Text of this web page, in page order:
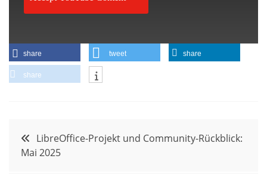
share tweet share
share
Beitragsnavigation
LibreOffice-Projekt und Community-Rückblick:
Mai 2025